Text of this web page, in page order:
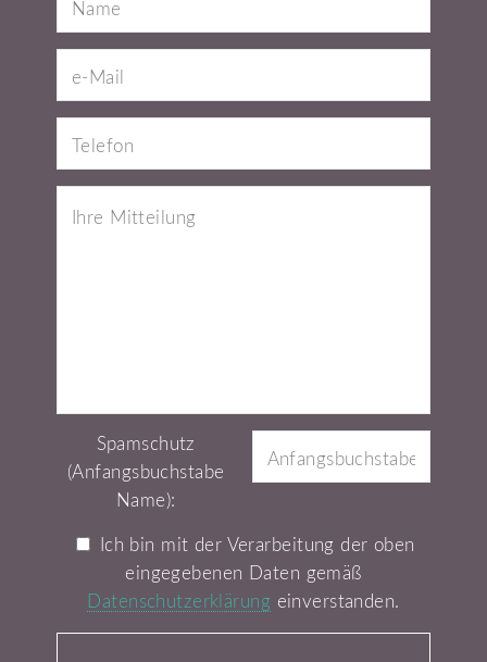
Spamschutz
(Anfangsbuchstabe
Name):
Ich bin mit der Verarbeitung der oben
eingegebenen Daten gemäß
Datenschutzerklärung einverstanden.